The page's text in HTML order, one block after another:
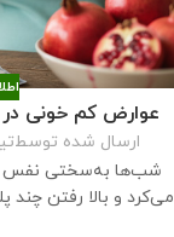
عوارض کم‌ خونی در
ارسال شده توسط
شب‌ها به‌سختی نفس
می‌کرد و بالا رفتن چند